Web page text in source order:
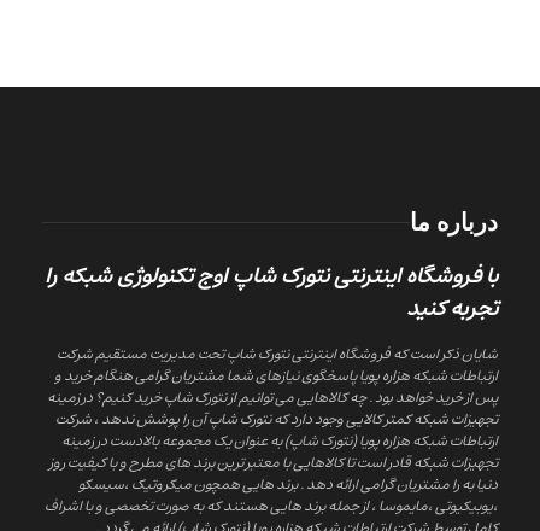
درباره ما
با فروشگاه اینترنتی نتورک شاپ اوج تکنولوژی شبکه را
تجربه کنید
شایان ذکر است که فروشگاه اینترنتی نتورک شاپ تحت مدیریت مستقیم شرکت
ارتباطات شبکه هزاره پویا پاسخگوی نیازهای شما مشتریان گرامی هنگام خرید و
پس از خرید خواهد بود . چه کالاهایی می توانیم از نتورک شاپ خرید کنیم؟ در زمینه
تجهیزات شبکه کمتر کالایی وجود دارد که نتورک شاپ آن را پوشش ندهد ، شرکت
ارتباطات شبکه هزاره پویا (نتورک شاپ) به عنوان یک مجموعه بالادست در زمینه
تجهیزات شبکه قادر است تا کالاهایی با معتبر ترین برند های مطرح و با کیفیت روز
دنیا به را مشتریان گرامی ارائه دهد . برند هایی همچون میکروتیک ،سیسکو
،یوبیکیوتی ،مایموسا ، از جمله برند هایی هستند که به صورت تخصصی و با اشراف